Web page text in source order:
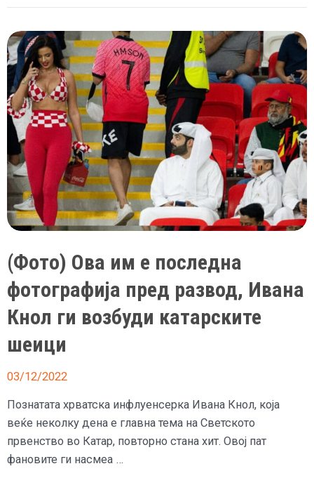
победа
на
Мароко
против
Франција,
досега
ги
погоди
сите
кои
ги
елиминираше
па
мислат
дека
Светското
е
наместено
(Фото) Ова им е последна
фотографија пред развод, Ивана
Кнол ги возбуди катарските
шеици
03/12/2022
Познатата хрватска инфлуенсерка Ивана Кнол, која
веќе неколку дена е главна тема на Светското
првенство во Катар, повторно стана хит. Овој пат
фановите ги насмеа …